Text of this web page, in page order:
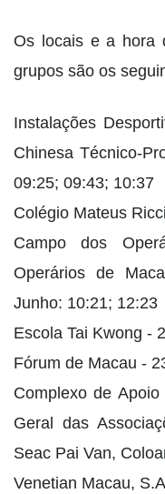
Os locais e a hora
grupos são os
Instalações
Chinesa Técnico-
09:25; 09:43; 10:37
Colégio Mateus
Campo dos
Operários de
Junho: 10:21; 12:23
Escola Tai Kwong -
Fórum de Macau -
Complexo de
Geral das
Seac Pai Van,
Venetian Macau,